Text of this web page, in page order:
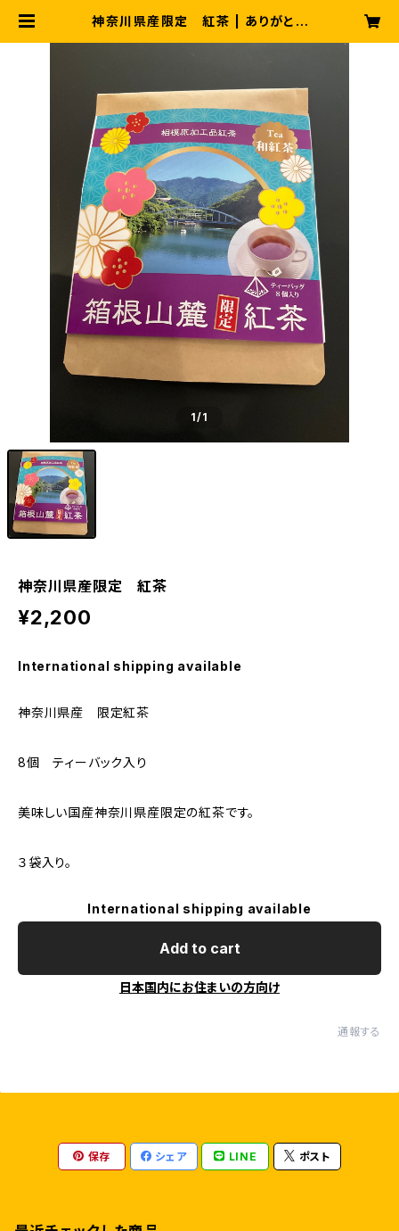
神奈川県産限定 紅茶 | ありがとう
1/1
神奈川県産限定 紅茶
¥2,200
International shipping available
神奈川県産 限定紅茶
8個 ティーバック入り
美味しい国産神奈川県産限定の紅茶です。
３袋入り。
International shipping available
Add to cart
日本国内にお住まいの方向け
通報する
保存 シェア LINE ポスト